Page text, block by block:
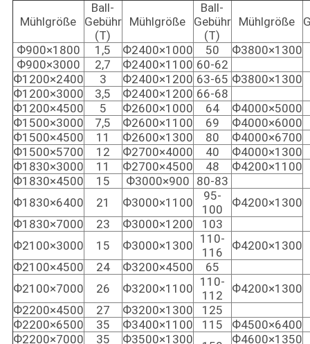
Mühlgröße
Ball-
Gebühr
(T)
Mühlgröße
Ball-
Gebühr
(T)
Mühlgröße
Ф900×1800 1,5 Ф2400×1000 50
Ф3800×1300
Ф900×3000
2,7 Ф2400×1100 60-62
Ф1200×2400
3 Ф2400×1200 63-65 Ф3800×1300
Ф1200×3000
3,5 Ф2400×1200 66-68
Ф1200×4500
5 Ф2600×1000 64
Ф4000×5000
Ф1500×3000
7,5 Ф2600×1100 69
Ф4000×6000
Ф1500×4500
11 Ф2600×1300 80
Ф4000×6700
Ф1500×5700
12 Ф2700×4000 40
Ф4000×1300
Ф1830×3000
11 Ф2700×4500 48
Ф4200×1100
Ф1830×4500
15 Ф3000×900 80-83
Ф1830×6400
21 Ф3000×1100
95-
100
Ф4200×1300
Ф1830×7000
23 Ф3000×1200
103
Ф2100×3000
15 Ф3000×1300 110-
116
Ф4200×1300
Ф2100×4500
24 Ф3200×4500
65
Ф2100×7000
26 Ф3200×1100 110-
112
Ф4200×1300
Ф2200×4500
27 Ф3200×1300
125
Ф2200×6500
35 Ф3400×1100 115
Ф4500×6400
Ф2200×7000
35 Ф3500×1300
Ф4600×1350